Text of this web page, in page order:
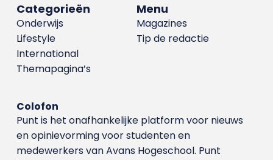
Menu
Magazines
Tip de redactie
Categorieën
Onderwijs
Lifestyle
International
Themapagina’s
Colofon
Punt is het onafhankelijke platform voor nieuws
en opinievorming voor studenten en
medewerkers van Avans Hoge­school. Punt